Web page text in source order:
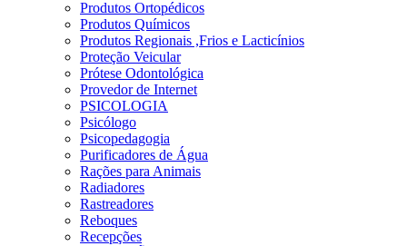
Produtos Ortopédicos
Produtos Químicos
Produtos Regionais ,Frios e Lacticínios
Proteção Veicular
Prótese Odontológica
Provedor de Internet
PSICOLOGIA
Psicólogo
Psicopedagogia
Purificadores de Água
Rações para Animais
Radiadores
Rastreadores
Reboques
Recepções